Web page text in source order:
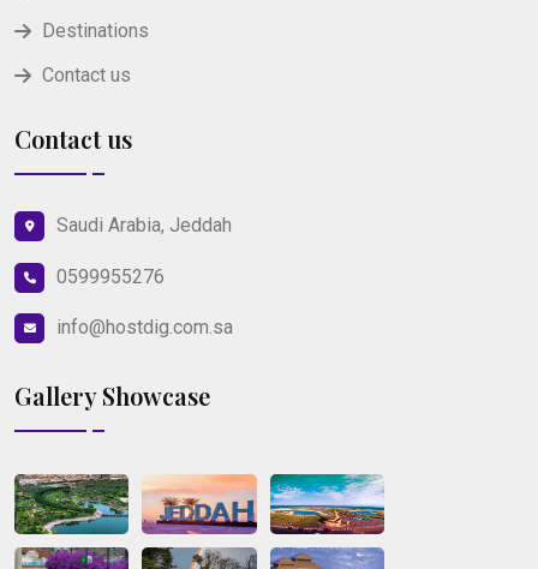
Destinations
Contact us
Contact us
Saudi Arabia, Jeddah
0599955276
info@hostdig.com.sa
Gallery Showcase